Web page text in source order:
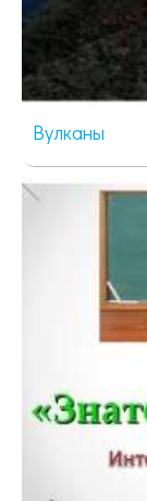
Вулканы
51 просмотр